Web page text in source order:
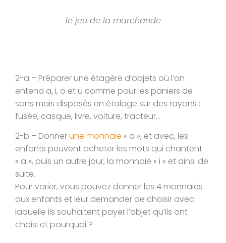
le jeu de la marchande
2-a – Préparer une étagère d’objets où l’on
entend a, i, o et u comme pour les paniers de
sons mais disposés en étalage sur des rayons :
fusée, casque, livre, voiture, tracteur…
2-b – Donnerune monnaie « a », et avec, les
enfants peuvent acheter les mots qui chantent
« a », puis un autre jour, la monnaie « i » et ainsi de
suite.
Pour varier, vous pouvez donner les 4 monnaies
aux enfants et leur demander de choisir avec
laquelle ils souhaitent payer l’objet qu’ils ont
choisi et pourquoi ?